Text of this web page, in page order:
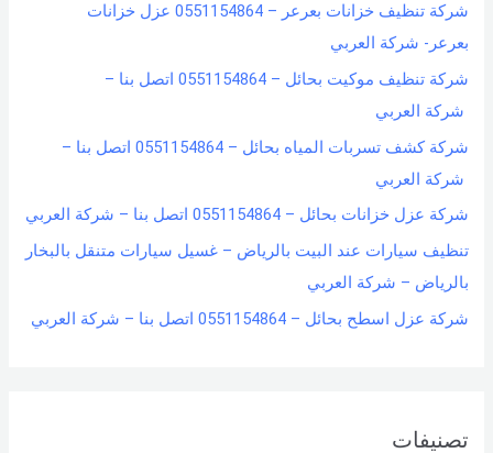
شركة تنظيف خزانات بعرعر – 0551154864 عزل خزانات
بعرعر- شركة العربي
شركة تنظيف موكيت بحائل – 0551154864 اتصل بنا –
شركة العربي
شركة كشف تسربات المياه بحائل – 0551154864 اتصل بنا –
شركة العربي
شركة عزل خزانات بحائل – 0551154864 اتصل بنا – شركة العربي
تنظيف سيارات عند البيت بالرياض – غسيل سيارات متنقل بالبخار
بالرياض – شركة العربي
شركة عزل اسطح بحائل – 0551154864 اتصل بنا – شركة العربي
تصنيفات